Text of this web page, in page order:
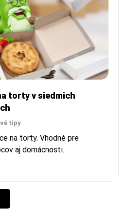
torty v siedmich
tipy
na torty. Vhodné pre
aj domácnosti.